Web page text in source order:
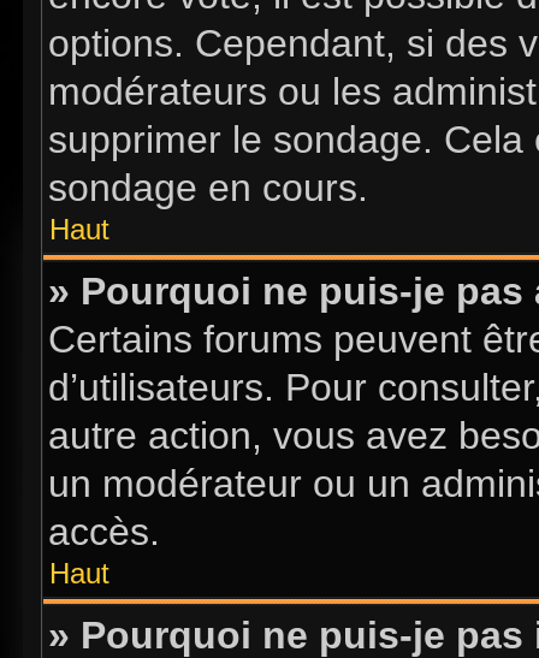
options. Cependant, si des
modérateurs ou les
supprimer le sondage. Cela
sondage en cours.
Haut
» Pourquoi ne puis-je
Certains forums peuvent
d’utilisateurs. Pour
autre action, vous avez
un modérateur ou un
accès.
Haut
» Pourquoi ne puis-je